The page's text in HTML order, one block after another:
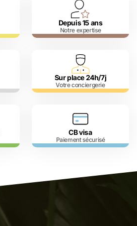
Depuis 15 ans
Notre expertise
Sur place 24h/7j
Votre conciergerie
CB visa
Paiement sécurisé